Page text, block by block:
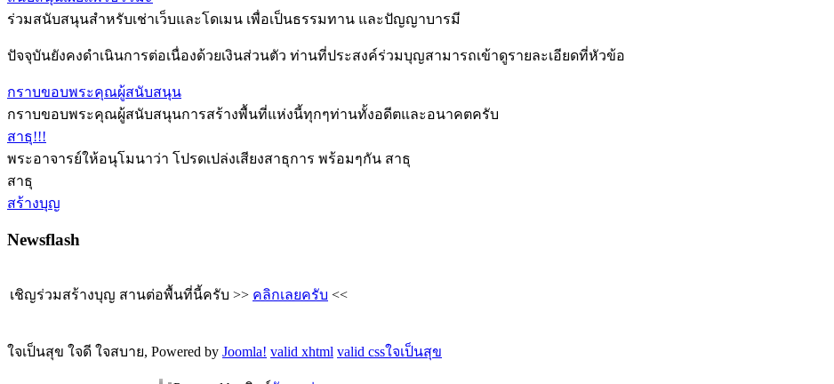
ร่วมสนับสนุนสำหรับเช่าเว็บและโดเมน เพื่อเป็นธรรมทาน และปัญญาบารมี
ปัจจุบันยังคงดำเนินการต่อเนื่องด้วยเงินส่วนตัว ท่านที่ประสงค์ร่วมบุญสามารถเข้าดูรายละเอียดที่หัวข้อ
กราบขอบพระคุณผู้สนับสนุน
กราบขอบพระคุณผู้สนับสนุนการสร้างพื้นที่แห่งนี้ทุกๆท่านทั้งอดีตและอนาคตครับ
สาธุ!!!
พระอาจารย์ให้อนุโมนาว่า โปรดเปล่งเสียงสาธุการ พร้อมๆกัน สาธุ
สาธุ
สร้างบุญ
Newsflash
เชิญร่วมสร้างบุญ สานต่อพื้นที่นี้ครับ >> คลิกเลยครับ <<
ใจเป็นสุข ใจดี ใจสบาย, Powered by Joomla! valid xhtml valid cssใจเป็นสุข